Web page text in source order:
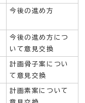
今後の進め方
今後の進め方につ
いて意見交換
計画骨子案につい
て意見交換
計画素案について